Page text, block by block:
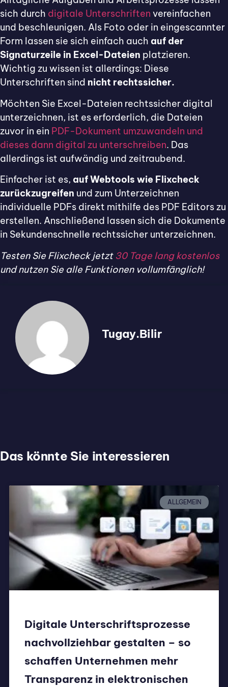
sich durch digitale Unterschriften vereinfachen
und beschleunigen. Als Foto oder in eingescannter
Form lassen sie sich einfach auch auf der
Signaturzeile in Excel-Dateien platzieren.
Wichtig zu wissen ist allerdings: Diese
Unterschriften sind nicht rechtssicher.
Möchten Sie Excel-Dateien rechtssicher digital
unterzeichnen, ist es erforderlich, die Dateien
zuvor in ein PDF-Dokument umzuwandeln und
dieses dann digital zu unterschreiben. Das
allerdings ist aufwändig und zeitraubend.
Einfacher ist es, auf Webtools wie Flixcheck
zurückzugreifen und zum Unterzeichnen
individuelle PDFs direkt mithilfe des PDF Editors zu
erstellen. Anschließend lassen sich die Dokumente
in Sekundenschnelle rechtssicher unterzeichnen.
Testen Sie Flixcheck jetzt 30 Tage lang kostenlos
und nutzen Sie alle Funktionen vollumfänglich!
Tugay.Bilir
Das könnte Sie interessieren
ALLGEMEIN
Digitale Unterschriftsprozesse
nachvollziehbar gestalten – so
schaffen Unternehmen mehr
Transparenz in elektronischen